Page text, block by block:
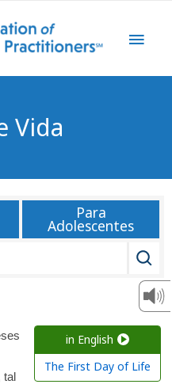
Vida
Para
Adolescentes
in English
The First Day of Life
tal